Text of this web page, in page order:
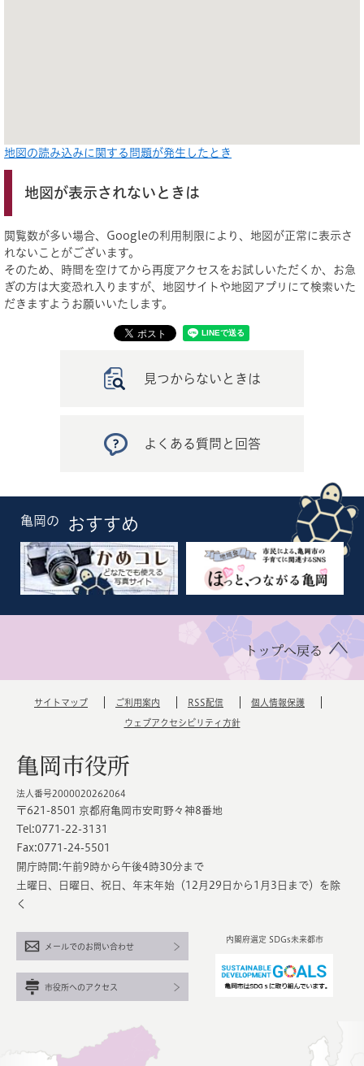
地図の読み込みに関する問題が発生したとき
地図が表示されないときは
閲覧数が多い場合、Googleの利用制限により、地図が正常に表示さ
れないことがございます。
そのため、時間を空けてから再度アクセスをお試しいただくか、お急
ぎの方は大変恐れ入りますが、地図サイトや地図アプリにて検索いた
だきますようお願いいたします。
見つからないときは
よくある質問と回答
亀岡の おすすめ
トップへ戻る
サイトマップ ご利用案内 RSS配信 個人情報保護
ウェブアクセシビリティ方針
亀岡市役所
法人番号2000020262064
〒621-8501 京都府亀岡市安町野々神8番地
Tel:0771-22-3131
Fax:0771-24-5501
開庁時間:午前9時から午後4時30分まで
土曜日、日曜日、祝日、年末年始（12月29日から1月3日まで）を除
く
内閣府選定 SDGs未来都市
メールでのお問い合わせ
市役所へのアクセス